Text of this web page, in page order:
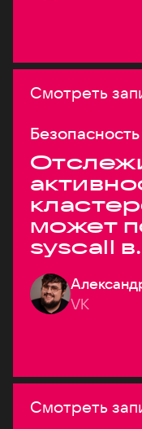
Смотреть
Безопасность
может
syscall в
VK
Смотреть